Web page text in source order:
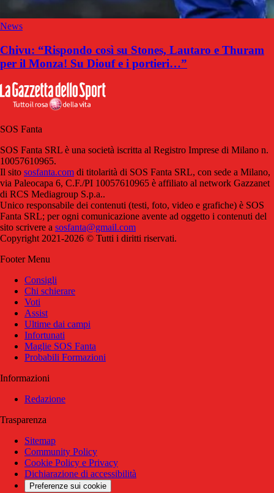
News
Chivu: “Rispondo così su Stones, Lautaro e Thuram
per il Monza! Su Diouf e i portieri…”
SOS Fanta
SOS Fanta SRL è una società iscritta al Registro Imprese di Milano n.
10057610965.
Il sito sosfanta.com di titolarità di SOS Fanta SRL, con sede a Milano,
via Paleocapa 6, C.F./PI 10057610965 è affiliato al network Gazzanet
di RCS Mediagroup S.p.a..
Unico responsabile dei contenuti (testi, foto, video e grafiche) è SOS
Fanta SRL; per ogni comunicazione avente ad oggetto i contenuti del
sito scrivere a sosfanta@gmail.com
Copyright 2021-2026 © Tutti i diritti riservati.
Footer Menu
Consigli
Chi schierare
Voti
Assist
Ultime dai campi
Infortunati
Maglie SOS Fanta
Probabili Formazioni
Informazioni
Redazione
Trasparenza
Sitemap
Community Policy
Cookie Policy e Privacy
Dichiarazione di accessibilità
Preferenze sui cookie